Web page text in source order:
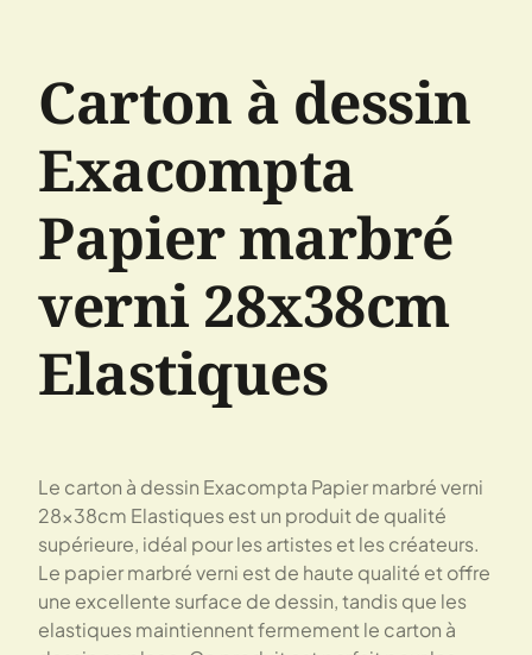
Carton à dessin
Exacompta
Papier marbré
verni 28x38cm
Elastiques
Le carton à dessin Exacompta Papier marbré verni
28x38cm Elastiques est un produit de qualité
supérieure, idéal pour les artistes et les créateurs.
Le papier marbré verni est de haute qualité et offre
une excellente surface de dessin, tandis que les
elastiques maintiennent fermement le carton à